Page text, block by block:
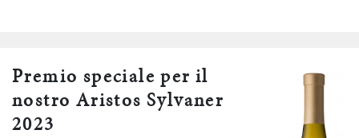
Premio speciale per il
nostro Aristos Sylvaner
2023